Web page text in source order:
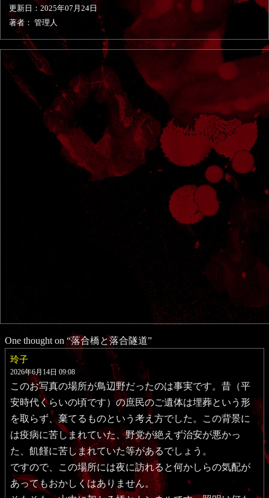
更新日：2025年07月24日
著者： 管理人
One thought on “落合橋と落合隧道”
玲子
2026年6月14日 09:08
このお写真の場所が鳥辺野だったのは事実です。昔（平
安時代くらいの頃です）の庶民のご遺体は埋葬という形
を取らず、棄てるものという考え方でした。この背景に
は疫病に苦しまれていた、野党が絶えず治安が悪かっ
た、飢饉に苦しまれていた等があるでしょう。
ですので、この場所には夜に訪れると何かしらの気配が
あってもおかしくはありません。